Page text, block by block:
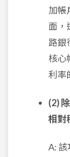
加帳
面，
路銀
核心
利率
(2)
相對
A: